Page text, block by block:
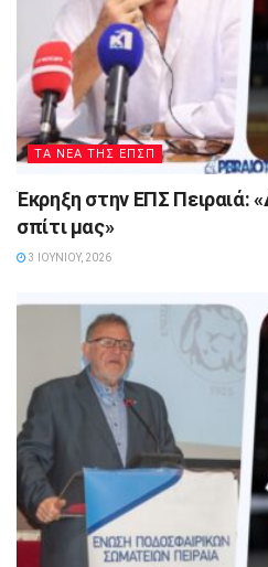
ΤΑ ΝΕΑ ΤΗΣ ΕΠΣΠ
Έκρηξη στην ΕΠΣ Πειραιά:
σπίτι μας»
3 ΙΟΥΝΊΟΥ, 2026